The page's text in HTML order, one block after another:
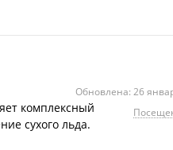
Обновлена: 26
комплексный
сухого льда.